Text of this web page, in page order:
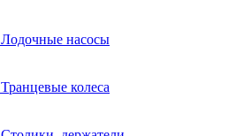
Лодочные насосы
Транцевые колеса